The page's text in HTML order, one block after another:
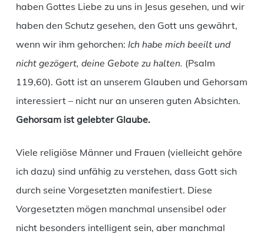
haben Gottes Liebe zu uns in Jesus gesehen, und wir
haben den Schutz gesehen, den Gott uns gewährt,
wenn wir ihm gehorchen: Ich habe mich beeilt und
nicht gezögert, deine Gebote zu halten. (Psalm
119,60). Gott ist an unserem Glauben und Gehorsam
interessiert – nicht nur an unseren guten Absichten.
Gehorsam ist gelebter Glaube.
Viele religiöse Männer und Frauen (vielleicht gehöre
ich dazu) sind unfähig zu verstehen, dass Gott sich
durch seine Vorgesetzten manifestiert. Diese
Vorgesetzten mögen manchmal unsensibel oder
nicht besonders intelligent sein, aber manchmal